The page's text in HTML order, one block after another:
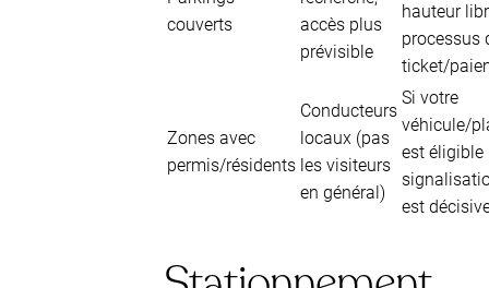
couverts
accès plus
prévisible
hauteur
processus
ticket/
Zones avec
permis/résidents
Conducteurs
locaux (pas
les visiteurs
en général)
Si votre
véhicule/
est éligible
est